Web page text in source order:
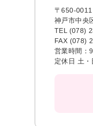
〒650-0011
神戸市中央
TEL (078)
FAX (078)
営業時間：
定休日 土・